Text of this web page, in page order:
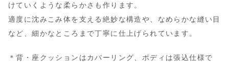
けていくような柔らかさも作ります。
適度に沈みこみ体を支える絶妙な構造や、なめらかな縫い目
など、細かなところまで丁寧に仕上げられています。
＊背・座クッションはカバーリング、ボディは張込仕様で